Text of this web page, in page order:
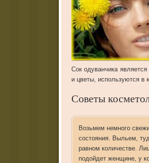
Сок одуванчика
и цветы, используются в
Советы
Возьмем немного
состояния. Выльем,
равном количестве.
подойдет женщине, у